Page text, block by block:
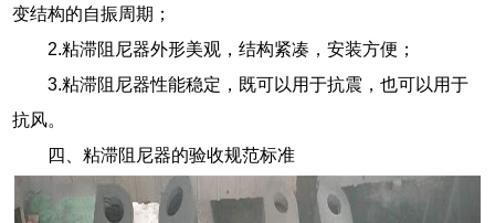
变结构的自振周期；
2.粘滞阻尼器外形美观，结构紧凑，安装方便；
3.粘滞阻尼器性能稳定，既可以用于抗震，也可以用于
抗风。
四、粘滞阻尼器的验收规范标准